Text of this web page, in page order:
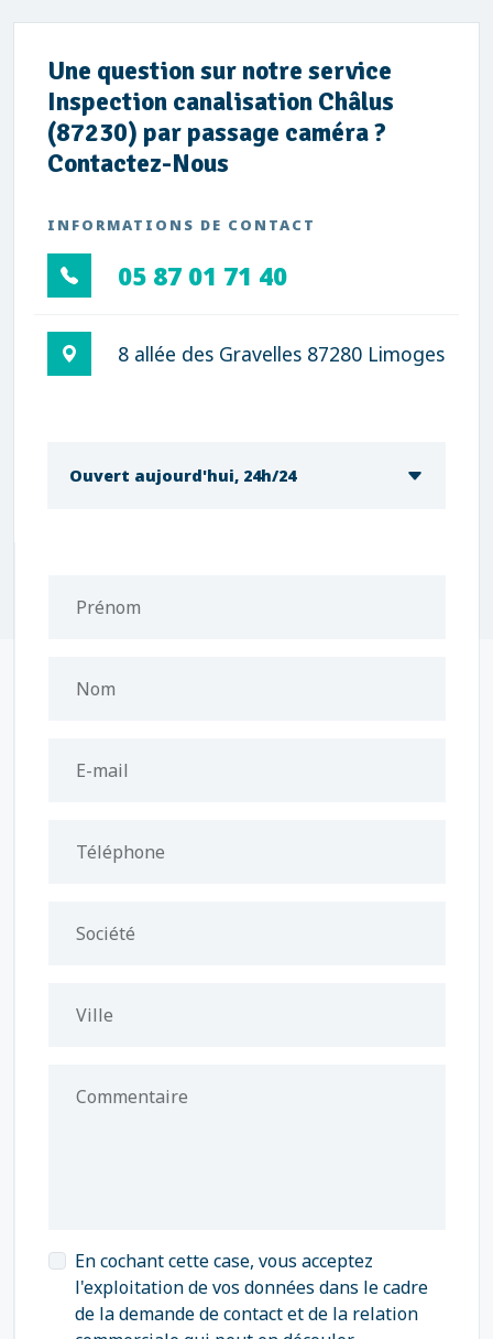
Une question sur notre service
Inspection canalisation Châlus
(87230) par passage caméra ?
Contactez-Nous
INFORMATIONS DE CONTACT
05 87 01 71 40
8 allée des Gravelles 87280 Limoges
Ouvert aujourd'hui, 24h/24
Prénom
Nom
E-mail
Téléphone
Société
Ville
Commentaire
En cochant cette case, vous acceptez
l'exploitation de vos données dans le cadre
de la demande de contact et de la relation